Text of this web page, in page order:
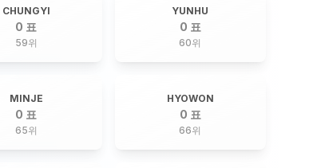
CHUNGYI
0 표
59위
YUNHU
0 표
60위
MINJE
0 표
65위
HYOWON
0 표
66위